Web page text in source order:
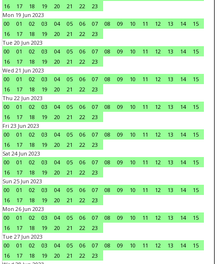
16
17 18 19 20 21 22
23
Mon 19 Jun 2023
00
01 02 03 04 05 06 07 08 09 10 11 12 13 14
15
16
17 18 19 20 21 22
23
Tue 20 Jun 2023
00
01 02 03 04 05 06 07 08 09 10 11 12 13 14
15
16
17 18 19 20 21 22
23
Wed 21 Jun 2023
00
01 02 03 04 05 06 07 08 09 10 11 12 13 14
15
16
17 18 19 20 21 22
23
Thu 22 Jun 2023
00
01 02 03 04 05 06 07 08 09 10 11 12 13 14
15
16
17 18 19 20 21 22
23
Fri 23 Jun 2023
00
01 02 03 04 05 06 07 08 09 10 11 12 13 14
15
16
17 18 19 20 21 22
23
Sat 24 Jun 2023
00
01 02 03 04 05 06 07 08 09 10 11 12 13 14
15
16
17 18 19 20 21 22
23
Sun 25 Jun 2023
00
01 02 03 04 05 06 07 08 09 10 11 12 13 14
15
16
17 18 19 20 21 22
23
Mon 26 Jun 2023
00
01 02 03 04 05 06 07 08 09 10 11 12 13 14
15
16
17 18 19 20 21 22
23
Tue 27 Jun 2023
00
01 02 03 04 05 06 07 08 09 10 11 12 13 14
15
16
17 18 19 20 21 22
23